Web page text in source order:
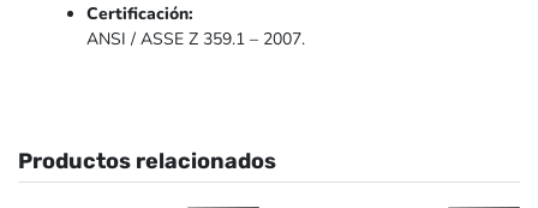
Certificación:
ANSI / ASSE Z 359.1 – 2007.
Productos relacionados